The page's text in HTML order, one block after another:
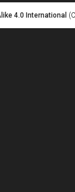
4.0 International